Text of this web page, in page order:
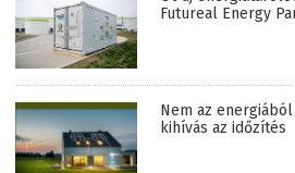
Futureal Energy
Nem az
kihívás az időzítés